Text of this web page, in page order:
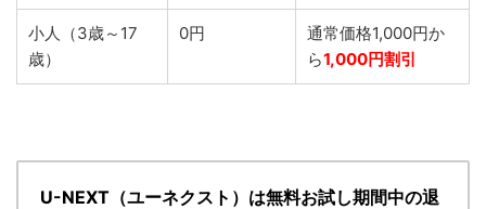
小人（3歳～17
歳）
0円
通常価格1,000円か
ら1,000円割引
U-NEXT（ユーネクスト）は無料お試し期間中の退